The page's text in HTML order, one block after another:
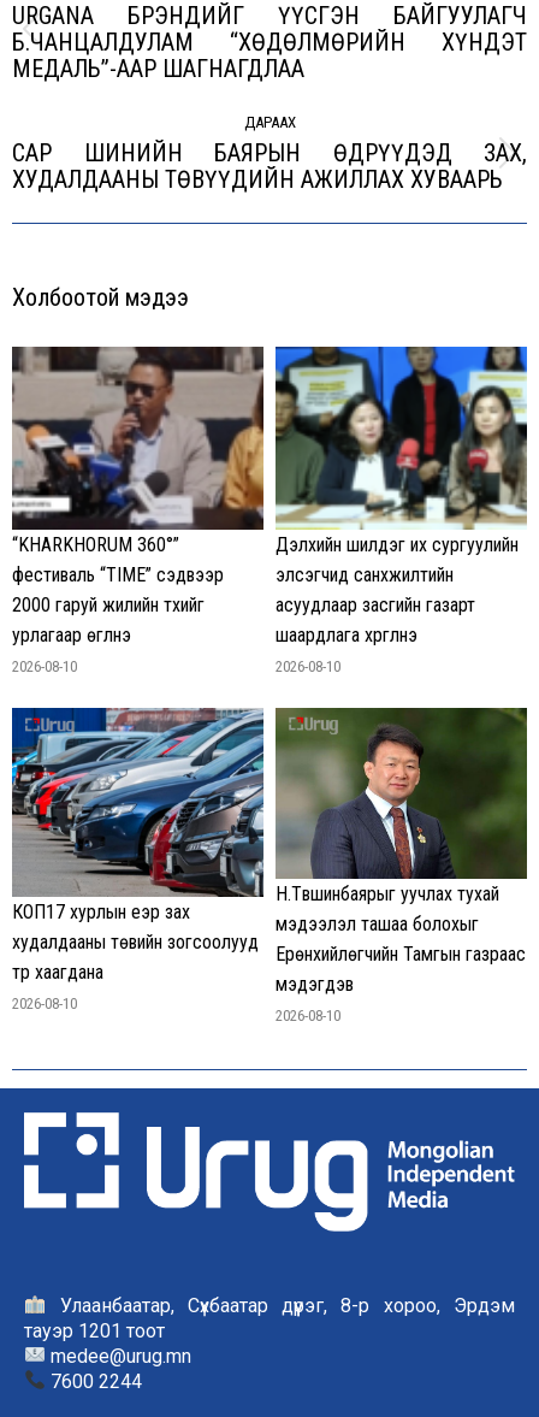
Previous
post:
URGANA БРЭНДИЙГ ҮҮСГЭН БАЙГУУЛАГЧ
Б.ЧАНЦАЛДУЛАМ “ХӨДӨЛМӨРИЙН ХҮНДЭТ
МЕДАЛЬ”-ААР ШАГНАГДЛАА
ДАРААХ
Next
САР ШИНИЙН БАЯРЫН ӨДРҮҮДЭД ЗАХ,
ХУДАЛДААНЫ ТӨВҮҮДИЙН АЖИЛЛАХ ХУВААРЬ
Холбоотой мэдээ
“KHARKHORUM 360°”
фестиваль “TIME” сэдвээр
2000 гаруй жилийн түүхийг
урлагаар өгүүлнэ
2026-08-10
Дэлхийн шилдэг их сургуулийн
элсэгчид санхүүжилтийн
асуудлаар засгийн газарт
шаардлага хүргүүлнэ
2026-08-10
КОП17 хурлын үеэр зах
худалдааны төвийн зогсоолууд
түр хаагдана
2026-08-10
Н.Түвшинбаярыг уучлах тухай
мэдээлэл ташаа болохыг
Ерөнхийлөгчийн Тамгын газраас
мэдэгдэв
2026-08-10
Улаанбаатар, Сүхбаатар дүүрэг, 8-р хороо, Эрдэм
тауэр 1201 тоот
medee@urug.mn
7600 2244